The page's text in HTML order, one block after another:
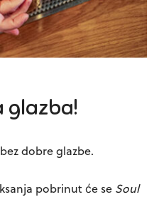
glazba!
dobre glazbe.
pobrinut će se Soul